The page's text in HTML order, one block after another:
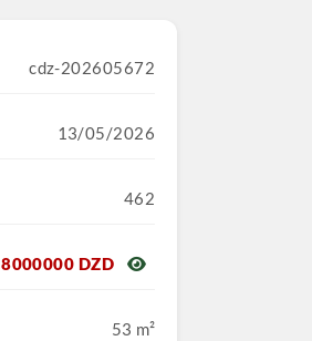
cdz-202605672
13/05/2026
462
8000000 DZD
53 m²